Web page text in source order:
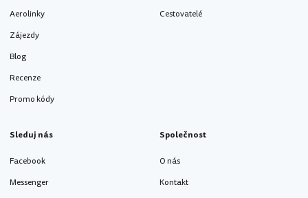
Aerolinky
Zájezdy
Blog
Recenze
Promo kódy
Cestovatelé
Sleduj nás
Facebook
Messenger
Společnost
O nás
Kontakt